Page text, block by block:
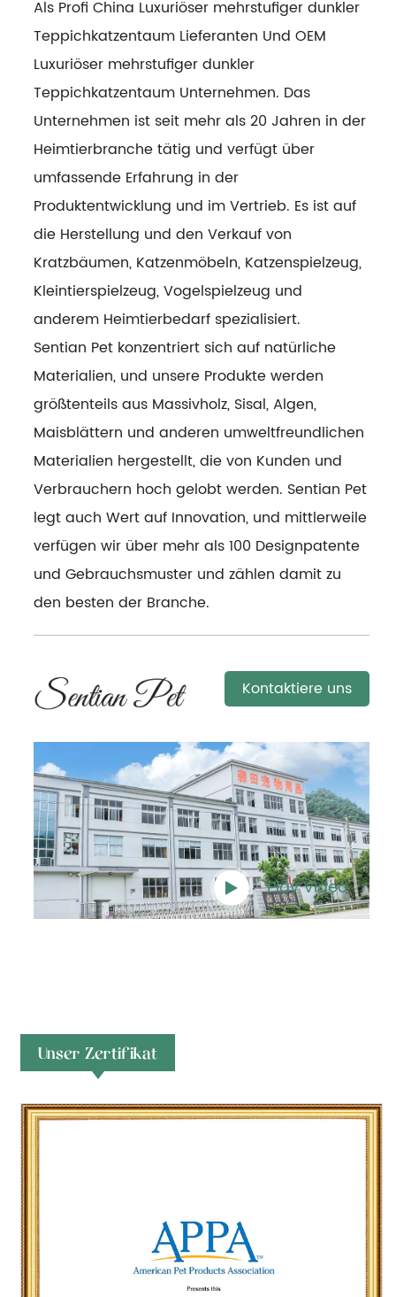
Als ProfiChina Luxuriöser mehrstufiger dunkler
Teppichkatzentaum Lieferanten UndOEM
Luxuriöser mehrstufiger dunkler
Teppichkatzentaum Unternehmen. Das
Unternehmen ist seit mehr als 20 Jahren in der
Heimtierbranche tätig und verfügt über
umfassende Erfahrung in der
Produktentwicklung und im Vertrieb. Es ist auf
die Herstellung und den Verkauf von
Kratzbäumen, Katzenmöbeln, Katzenspielzeug,
Kleintierspielzeug, Vogelspielzeug und
anderem Heimtierbedarf spezialisiert.
Sentian Pet konzentriert sich auf natürliche
Materialien, und unsere Produkte werden
größtenteils aus Massivholz, Sisal, Algen,
Maisblättern und anderen umweltfreundlichen
Materialien hergestellt, die von Kunden und
Verbrauchern hoch gelobt werden. Sentian Pet
legt auch Wert auf Innovation, und mittlerweile
verfügen wir über mehr als 100 Designpatente
und Gebrauchsmuster und zählen damit zu
den besten der Branche.
Kontaktiere uns
Play Video
Unser Zertifikat